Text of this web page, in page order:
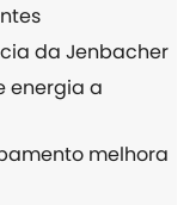
da Jenbacher
energia a
melhora